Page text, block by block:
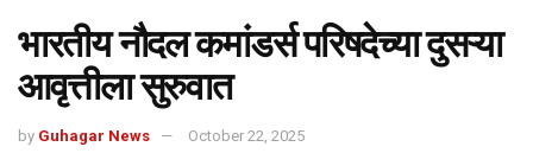
भारतीय नौदल कमांडर्स परिषदेच्या दुसऱ्या
आवृत्तीला सुरुवात
by Guhagar News October 22, 2025